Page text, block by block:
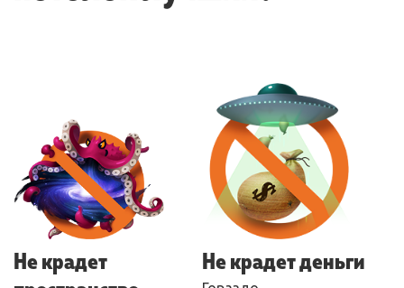
Не крадет
Не крадет деньги